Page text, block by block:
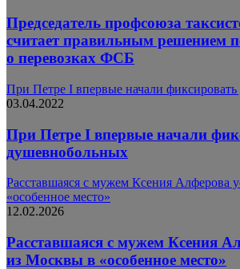
Председатель профсоюза
считает правильным решением
о перевозках ФСБ
При Петре I впервые начали
03.04.2022
При Петре I впервые начали
душевнобольных
Расставшаяся с мужем Ксения Алферова
«особенное место»
12.02.2026
Расставшаяся с мужем Ксения
из Москвы в «особенное место»